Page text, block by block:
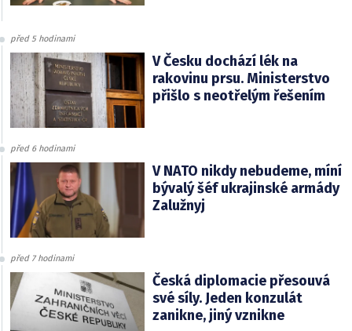
před 5 hodinami
V Česku dochází lék na
rakovinu prsu. Ministerstvo
přišlo s neotřelým řešením
před 6 hodinami
V NATO nikdy nebudeme, míní
bývalý šéf ukrajinské armády
Zalužnyj
před 7 hodinami
Česká diplomacie přesouvá
své síly. Jeden konzulát
zanikne, jiný vznikne